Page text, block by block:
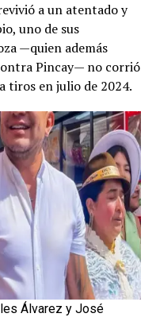
a un atentado y
uno de sus
—quien además
Pincay— no corrió
tiros en julio de 2024.
Álvarez y José